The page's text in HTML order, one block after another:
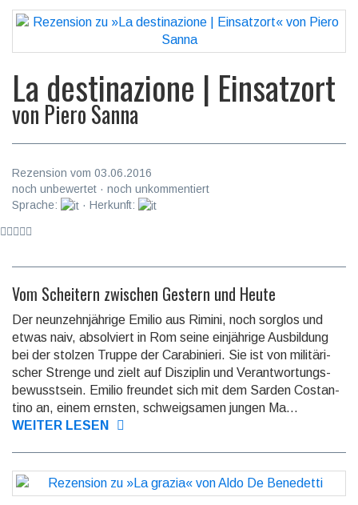
La destinazione | Einsatzort
von Piero Sanna
Rezension vom 03.06.2016
noch unbewertet · noch unkommentiert
Sprache:
· Herkunft:
Vom Scheitern zwischen Gestern und Heute
Der neunzehnjährige Emilio aus Rimini, noch sorglos und
etwas naiv, absolviert in Rom seine einjährige Ausbil­dung
bei der stolzen Truppe der Carabi­nieri. Sie ist von militäri­
scher Strenge und zielt auf Disziplin und Verant­wortungs­
bewusst­sein. Emilio freundet sich mit dem Sarden Costan­
tino an, einem ernsten, schweig­samen jungen Ma...
WEITER LESEN